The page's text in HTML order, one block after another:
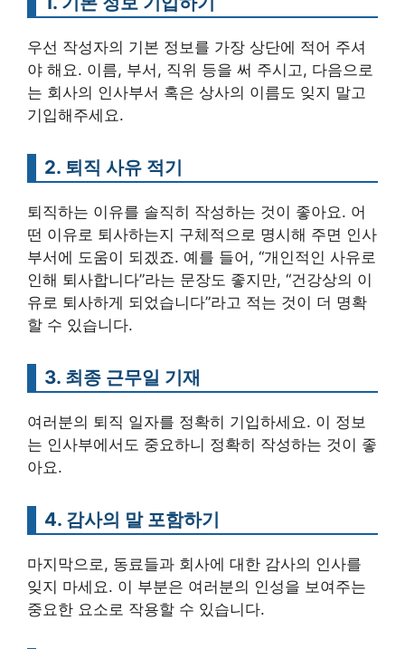
우선 작성자의 기본 정보를 가장 상단에 적어 주셔
야 해요. 이름, 부서, 직위 등을 써 주시고, 다음으로
는 회사의 인사부서 혹은 상사의 이름도 잊지 말고
기입해주세요.
2. 퇴직 사유 적기
퇴직하는 이유를 솔직히 작성하는 것이 좋아요. 어
떤 이유로 퇴사하는지 구체적으로 명시해 주면 인사
부서에 도움이 되겠죠. 예를 들어, “개인적인 사유로
인해 퇴사합니다”라는 문장도 좋지만, “건강상의 이
유로 퇴사하게 되었습니다”라고 적는 것이 더 명확
할 수 있습니다.
3. 최종 근무일 기재
여러분의 퇴직 일자를 정확히 기입하세요. 이 정보
는 인사부에서도 중요하니 정확히 작성하는 것이 좋
아요.
4. 감사의 말 포함하기
마지막으로, 동료들과 회사에 대한 감사의 인사를
잊지 마세요. 이 부분은 여러분의 인성을 보여주는
중요한 요소로 작용할 수 있습니다.